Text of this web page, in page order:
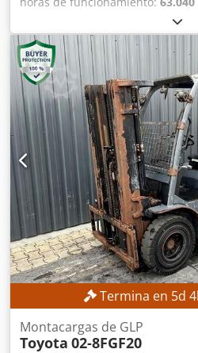
, Sin
garantizada al precio más alto!
Configuración de la máquina
Unidad de fresado: 1 unidad
transversal: 2 unidades Husillo
Unidades de mecanizado
únicamente en el eje X
movimiento rotatorio,
adelante y hacia atrás
con movimiento rotatorio
frontal 5: Eje de taladrado
contornos y radios internos
corte motorizado con carro de
herramientas, desplazable
Equipamiento electrónico
auxiliares de conexión
frontales y en los seis carrillines
Codpszrgnpofx Akcorf DETALLES
funcionamiento: 98.119 h Horas
EQUIPAMIENTO Transportador
Termina en 5d 4
Montacargas de GLP
Toyota 02-8FGF20